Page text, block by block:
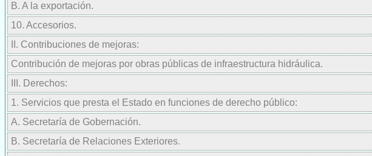
B. A la exportación.
10. Accesorios.
II. Contribuciones de mejoras:
Contribución de mejoras por obras públicas de infraestructura hidráulica.
III. Derechos:
1. Servicios que presta el Estado en funciones de derecho público:
A. Secretaría de Gobernación.
B. Secretaría de Relaciones Exteriores.